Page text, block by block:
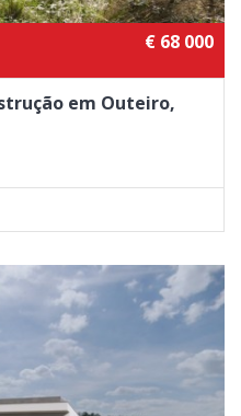
€ 68 000
em Outeiro,